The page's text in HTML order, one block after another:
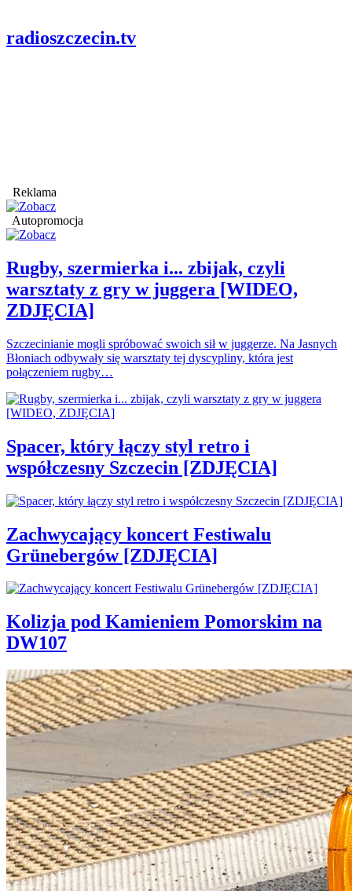
radioszczecin.tv
Reklama
Autopromocja
Rugby, szermierka i... zbijak, czyli
warsztaty z gry w juggera [WIDEO,
ZDJĘCIA]
Szczecinianie mogli spróbować swoich sił w juggerze. Na Jasnych
Błoniach odbywały się warsztaty tej dyscypliny, która jest
połączeniem rugby…
Spacer, który łączy styl retro i
współczesny Szczecin [ZDJĘCIA]
Zachwycający koncert Festiwalu
Grünebergów [ZDJĘCIA]
Kolizja pod Kamieniem Pomorskim na
DW107